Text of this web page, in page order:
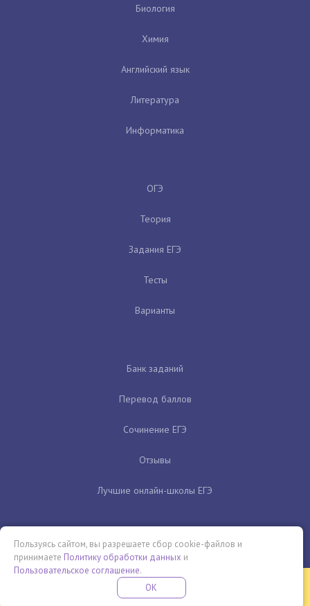
Биология
Химия
Английский язык
Литература
Информатика
ОГЭ
Теория
Задания ЕГЭ
Тесты
Варианты
Банк заданий
Перевод баллов
Сочинение ЕГЭ
Отзывы
Лучшие онлайн-школы ЕГЭ
Бесплатная летняя школа
ПРОВЕДИ ЭТО ЛЕТО С ПОЛЬЗОЙ
Пользуясь сайтом, вы разрешаете сбор cookie-файлов и
принимаете Политику обработки данных и
Пользовательское соглашение.
OK